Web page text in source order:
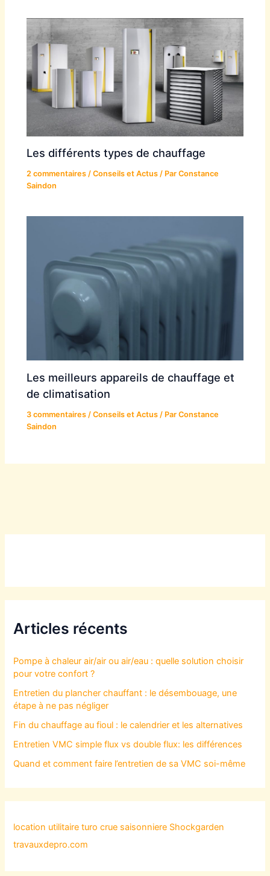
Les différents types de chauffage
2 commentaires /Conseils et Actus / ParConstance
Saindon
Les meilleurs appareils de chauffage et
de climatisation
3 commentaires /Conseils et Actus / ParConstance
Saindon
Articles récents
Pompe à chaleur air/air ou air/eau : quelle solution choisir
pour votre confort ?
Entretien du plancher chauffant : le désembouage, une
étape à ne pas négliger
Fin du chauffage au fioul : le calendrier et les alternatives
Entretien VMC simple flux vs double flux: les différences
Quand et comment faire l’entretien de sa VMC soi-même
location utilitaire turo crue saisonniere Shockgarden
travauxdepro.com